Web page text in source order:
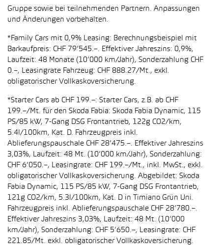
Gruppe sowie bei teilnehmenden Partnern. Anpassungen
und Änderungen vorbehalten.
*Family Cars mit 0,9% Leasing: Berechnungsbeispiel mit
Barkaufpreis: CHF 79’545.–. Effektiver Jahreszins: 0,9%,
Laufzeit: 48 Monate (10’000 km/Jahr), Sonderzahlung CHF
0.–, Leasingrate Fahrzeug: CHF 888.27/Mt., exkl.
obligatorischer Vollkaskoversicherung.
*Starter Cars ab CHF 199.–: Starter Cars, z.B. ab CHF
199.–/Mt. für den Skoda Fabia: Skoda Fabia Dynamic, 115
PS/85 kW, 7-Gang DSG Frontantrieb, 122g CO2/km,
5.4l/100km, Kat. D. Fahrzeugpreis inkl.
Ablieferungspauschale CHF 28’475.–. Effektiver Jahreszins
3,03%, Laufzeit: 48 Mt. (10’000 km/Jahr), Sonderzahlung:
CHF 6’050.–, Leasingrate: CHF 199.–/Mt., inkl. MwSt., exkl.
obligatorischer Vollkaskoversicherung. Abgebildet: Skoda
Fabia Dynamic, 115 PS/85 kW, 7-Gang DSG Frontantrieb,
121g CO2/km, 5.3l/100km, Kat. D in Timiano Grün Uni.
Fahrzeugpreis inkl. Ablieferungspauschale CHF 28’780.–.
Effektiver Jahreszins 3,03%, Laufzeit: 48 Mt. (10’000
km/Jahr), Sonderzahlung: CHF 5’650.–, Leasingrate: CHF
221.85/Mt. exkl. obligatorischer Vollkaskoversicherung.